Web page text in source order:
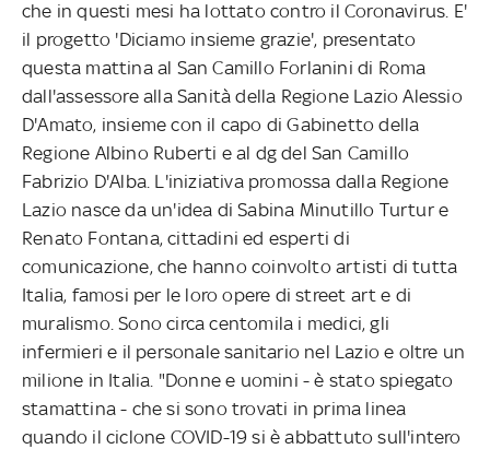
che in questi mesi ha lottato contro il Coronavirus. E'
il progetto 'Diciamo insieme grazie', presentato
questa mattina al San Camillo Forlanini di Roma
dall'assessore alla Sanità della Regione Lazio Alessio
D'Amato, insieme con il capo di Gabinetto della
Regione Albino Ruberti e al dg del San Camillo
Fabrizio D'Alba. L'iniziativa promossa dalla Regione
Lazio nasce da un'idea di Sabina Minutillo Turtur e
Renato Fontana, cittadini ed esperti di
comunicazione, che hanno coinvolto artisti di tutta
Italia, famosi per le loro opere di street art e di
muralismo. Sono circa centomila i medici, gli
infermieri e il personale sanitario nel Lazio e oltre un
milione in Italia. "Donne e uomini - è stato spiegato
stamattina - che si sono trovati in prima linea
quando il ciclone COVID-19 si è abbattuto sull'intero